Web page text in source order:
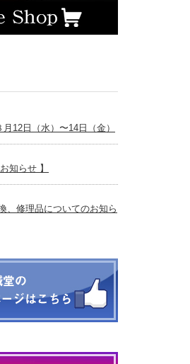
12日（水）〜14日（金）
知らせ 】
、修理品についてのお知ら